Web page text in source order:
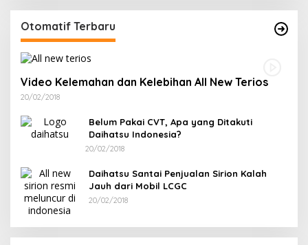
Otomatif Terbaru
Video Kelemahan dan Kelebihan All New Terios
20/02/2018
Belum Pakai CVT, Apa yang Ditakuti
Daihatsu Indonesia?
20/02/2018
Daihatsu Santai Penjualan Sirion Kalah
Jauh dari Mobil LCGC
20/02/2018